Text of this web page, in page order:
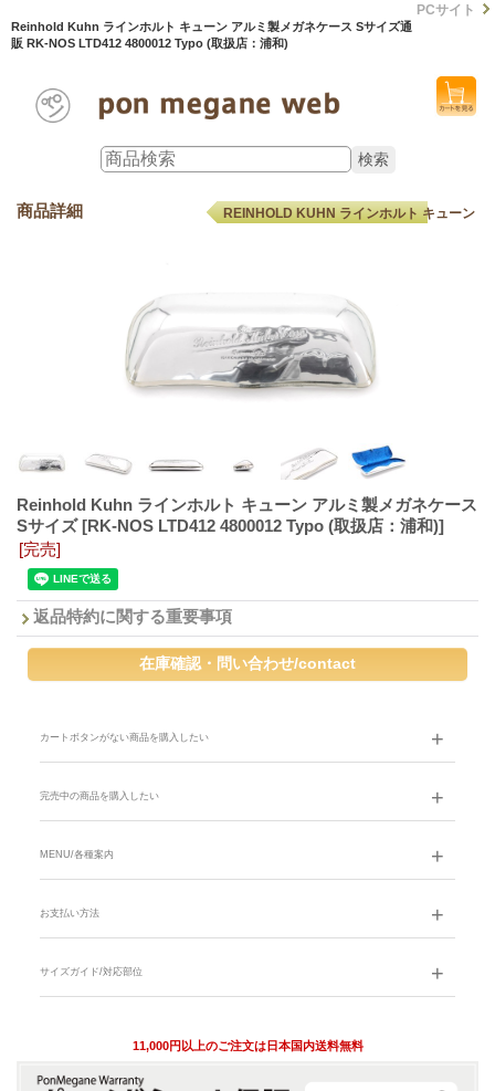
Reinhold Kuhn ラインホルト キューン アルミ製メガネケース Sサイズ通
販 RK-NOS LTD412 4800012 Typo (取扱店：浦和)
PCサイト
商品詳細 REINHOLD KUHN ラインホルト キューン
Reinhold Kuhn ラインホルト キューン アルミ製メガネケース
Sサイズ[RK-NOS LTD412 4800012 Typo (取扱店：浦和)]
[完売]
返品特約に関する重要事項
カートボタンがない商品を購入したい
完売中の商品を購入したい
MENU/各種案内
お支払い方法
サイズガイド/対応部位
11,000円以上のご注文は日本国内送料無料